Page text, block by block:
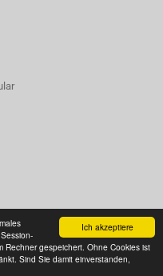
Ich akzeptiere
Rechner gespeichert. Ohne Cookies ist
Sind Sie damit einverstanden,
© 2026